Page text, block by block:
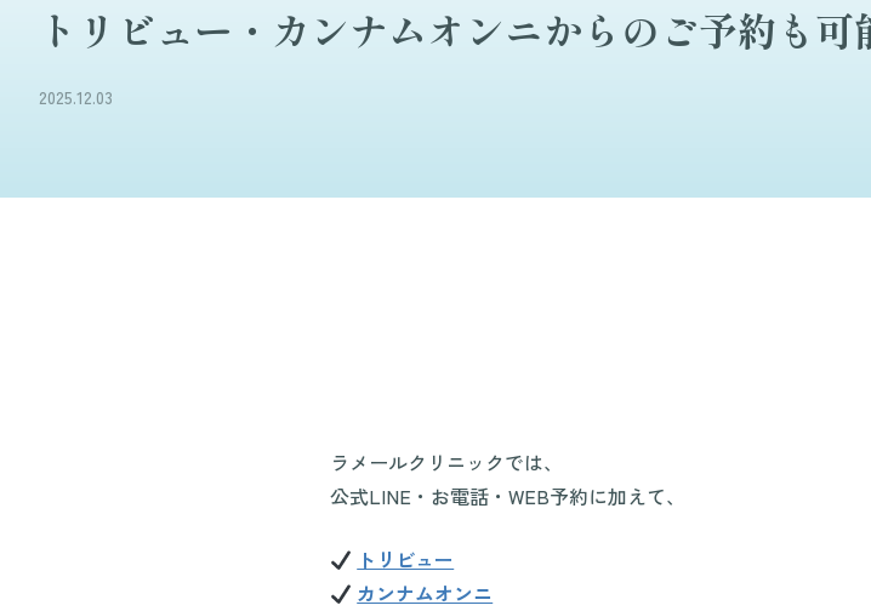
トリビュー・カンナムオンニからのご予約も可
2025.12.03
ラメールクリニックでは、
公式LINE・お電話・WEB予約に加えて、
トリビュー
カンナムオンニ